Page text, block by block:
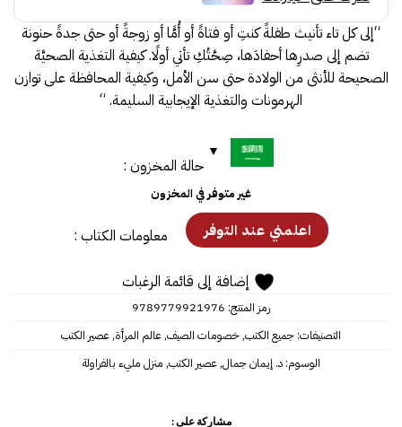
“إلى كل تاء تأنيث طفلةً كنتِ أو فتاةً أو أُمًّا أو زوجةً أو حتى جدةً حنونة
تضم إلى صدرِها أحفادَها، صِحَّتُكِ تأتي أولًا. كيفية التغذية الصحيَّة
الصحيحة للأنثى من الولادة حتى سن الأمل، وكيفية المحافظة على توازن
الهرمونات والتغذية الإيجابية السليمة. “
حالة المخزون :
غير متوفر في المخزون
معلومات الكتاب :
إضافة إلى قائمة الرغبات
رمز المنتج: 9789779921976
التصنيفات: جميع الكتب,خصومات الصيف,عالم المرأة,عصير الكتب
الوسوم:د. إيمان جمال,عصير الكتب, منزل مليء بالفراولة
مشاركة على :